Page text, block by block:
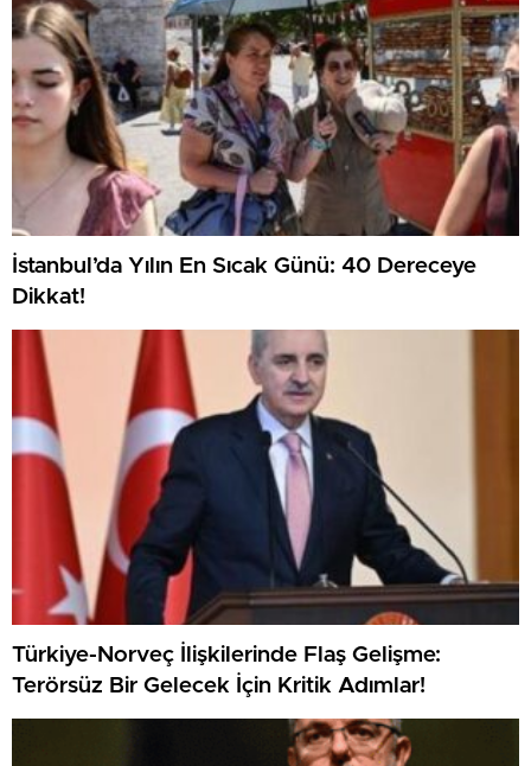
İstanbul’da Yılın En Sıcak Günü: 40 Dereceye
Dikkat!
Türkiye-Norveç İlişkilerinde Flaş Gelişme:
Terörsüz Bir Gelecek İçin Kritik Adımlar!